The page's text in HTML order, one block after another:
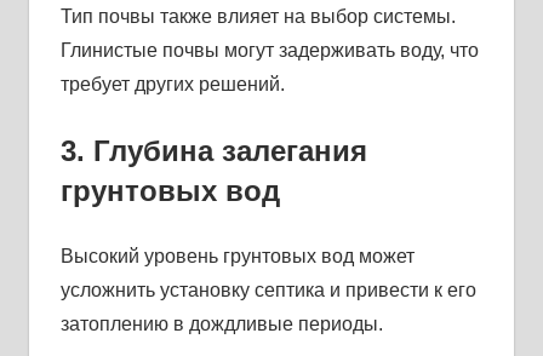
Тип почвы также влияет на выбор системы.
Глинистые почвы могут задерживать воду, что
требует других решений.
3. Глубина залегания
грунтовых вод
Высокий уровень грунтовых вод может
усложнить установку септика и привести к его
затоплению в дождливые периоды.